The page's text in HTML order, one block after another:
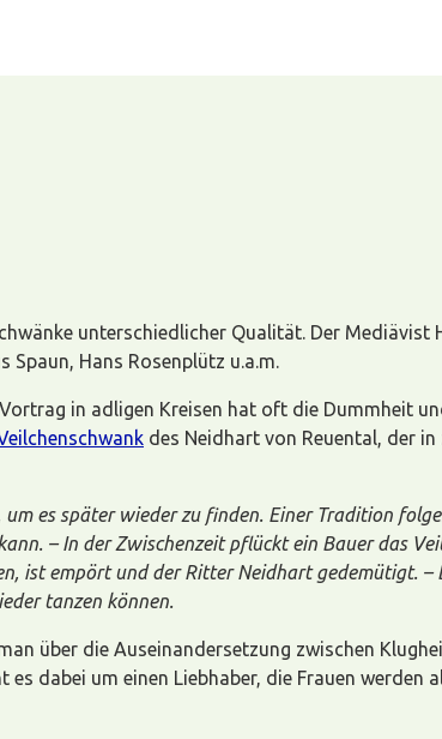
unterschiedlicher Qualität. Der Mediävist
Spaun, Hans Rosenplütz u.a.m.
in adligen Kreisen hat oft die Dummheit
des Neidhart von Reuental, der
es später wieder zu finden. Einer Tradition
–In der Zwischenzeit pflückt ein Bauer das
ist empört und der Ritter Neidhart gedemütigt. –
tanzen können.
über die Auseinandersetzung zwischen
dabei um einen Liebhaber, die Frauen werden